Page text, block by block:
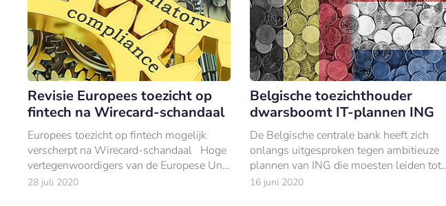
Revisie Europees toezicht op
fintech na Wirecard-schandaal
Europees toezicht op fintech mogelijk
verscherpt na Wirecard-schandaal Hoge
vertegenwoordigers van de Europese Unie
(EU) geven aan dat er kritisch gekeken
28 juli 2020
Belgische toezichthouder
dwarsboomt IT-plannen ING
De Belgische centrale bank heeft zich
onlangs uitgesproken tegen ambitieuze
plannen van ING die moesten leiden tot
een integratie van de IT-omgevingen van
16 juni 2020